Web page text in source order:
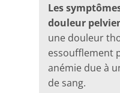
Les
douleur
une douleur
essoufflement
anémie due à
de sang.